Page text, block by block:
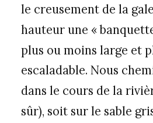
le creusement de la
hauteur une «
plus ou moins large et
escaladable. Nous
dans le cours de la
sûr), soit sur le sable